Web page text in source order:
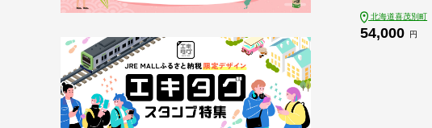
ーン コーン缶
ろこし トウモ
北海道喜茂別町
54,000 円